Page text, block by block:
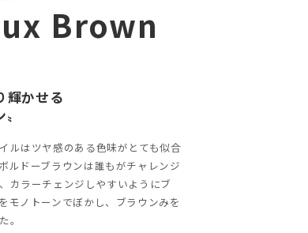
Brown
輝かせる
ルはツヤ感のある色味がとても似合
ルドーブラウンは誰もがチャレンジ
カラーチェンジしやすいようにブ
モノトーンでぼかし、ブラウンみを
。